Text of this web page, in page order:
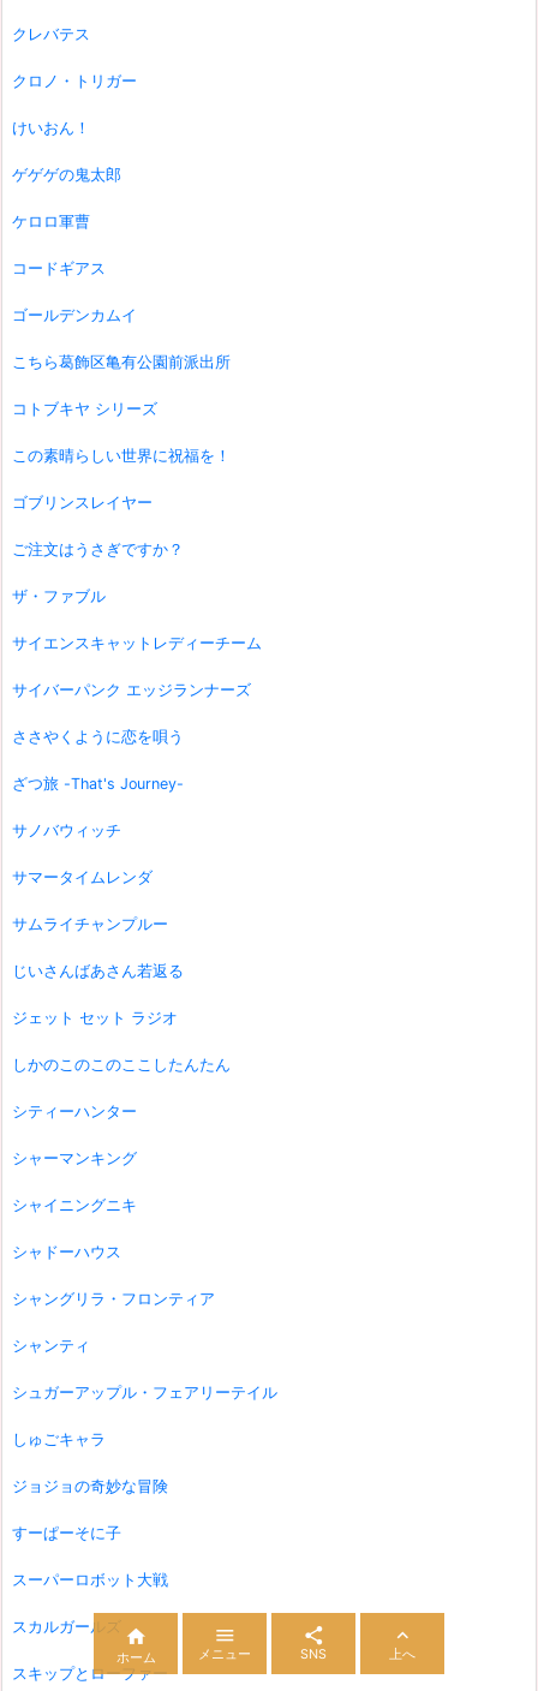
クレバテス
クロノ・トリガー
けいおん！
ゲゲゲの鬼太郎
ケロロ軍曹
コードギアス
ゴールデンカムイ
こちら葛飾区亀有公園前派出所
コトブキヤ シリーズ
この素晴らしい世界に祝福を！
ゴブリンスレイヤー
ご注文はうさぎですか？
ザ・ファブル
サイエンスキャットレディーチーム
サイバーパンク エッジランナーズ
ささやくように恋を唄う
ざつ旅 -That's Journey-
サノバウィッチ
サマータイムレンダ
サムライチャンプルー
じいさんばあさん若返る
ジェット セット ラジオ
しかのこのこのここしたんたん
シティーハンター
シャーマンキング
シャイニングニキ
シャドーハウス
シャングリラ・フロンティア
シャンティ
シュガーアップル・フェアリーテイル
しゅごキャラ
ジョジョの奇妙な冒険
すーぱーそに子
スーパーロボット大戦
スカルガールズ
スキップとローファー

ホーム

メニュー

SNS

上へ